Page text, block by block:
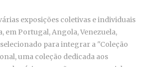
exposições coletivas e individuais
em Portugal, Angola, Venezuela,
para integrar a "Coleção
uma coleção dedicada aos